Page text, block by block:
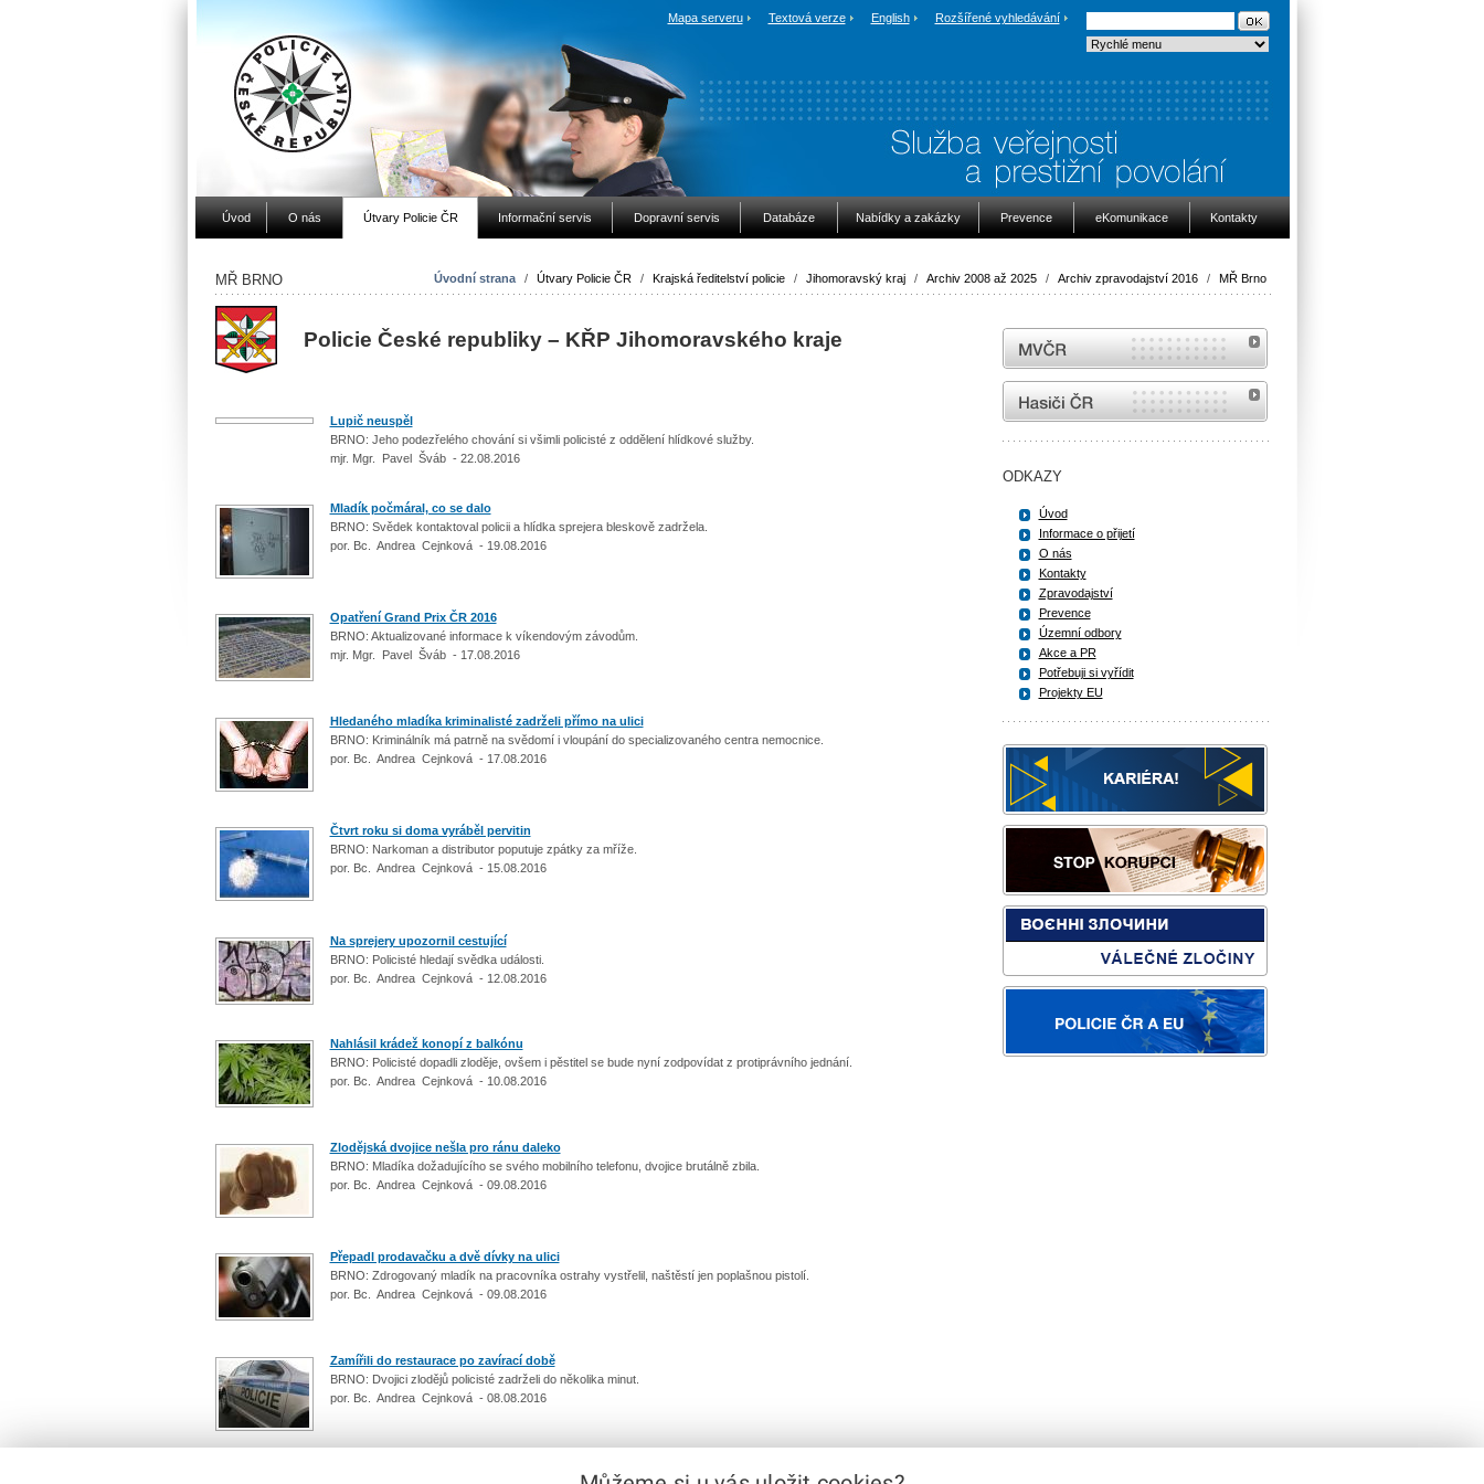
Mapa serveru Textová verze English Rozšířené vyhledávání
Úvod O nás Útvary Policie ČR Informační servis Dopravní servis Databáze Nabídky a zakázky Prevence eKomunikace Kontakty
Úvodní strana / Útvary Policie ČR / Krajská ředitelství policie / Jihomoravský kraj / Archiv 2008 až 2025 / Archiv zpravodajství 2016 / MŘ Brno
MŘ BRNO
Policie České republiky – KŘP Jihomoravského kraje
Lupič neuspěl
BRNO: Jeho podezřelého chování si všimli policisté z oddělení hlídkové služby.
mjr. Mgr. Pavel Šváb - 22.08.2016
Mladík počmáral, co se dalo
BRNO: Svědek kontaktoval policii a hlídka sprejera bleskově zadržela.
por. Bc. Andrea Cejnková - 19.08.2016
Opatření Grand Prix ČR 2016
BRNO: Aktualizované informace k víkendovým závodům.
mjr. Mgr. Pavel Šváb - 17.08.2016
Hledaného mladíka kriminalisté zadrželi přímo na ulici
BRNO: Kriminálník má patrně na svědomí i vloupání do specializovaného centra nemocnice.
por. Bc. Andrea Cejnková - 17.08.2016
Čtvrt roku si doma vyráběl pervitin
BRNO: Narkoman a distributor poputuje zpátky za mříže.
por. Bc. Andrea Cejnková - 15.08.2016
Na sprejery upozornil cestující
BRNO: Policisté hledají svědka události.
por. Bc. Andrea Cejnková - 12.08.2016
Nahlásil krádež konopí z balkónu
BRNO: Policisté dopadli zloděje, ovšem i pěstitel se bude nyní zodpovídat z protiprávního jednání.
por. Bc. Andrea Cejnková - 10.08.2016
Zlodějská dvojice nešla pro ránu daleko
BRNO: Mladíka dožadujícího se svého mobilního telefonu, dvojice brutálně zbila.
por. Bc. Andrea Cejnková - 09.08.2016
Přepadl prodavačku a dvě dívky na ulici
BRNO: Zdrogovaný mladík na pracovníka ostrahy vystřelil, naštěstí jen poplašnou pistolí.
por. Bc. Andrea Cejnková - 09.08.2016
Zamířili do restaurace po zavírací době
BRNO: Dvojici zlodějů policisté zadrželi do několika minut.
por. Bc. Andrea Cejnková - 08.08.2016
MVČR
internetové stránky Hasiči ČR
ODKAZY
Úvod
Informace o přijetí
O nás
Kontakty
Zpravodajství
Prevence
Územní odbory
Akce a PR
Potřebuji si vyřídit
Projekty EU